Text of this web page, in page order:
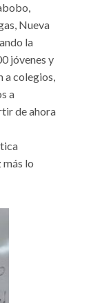
Nueva
la
jóvenes y
a colegios,
a
de ahora
más lo